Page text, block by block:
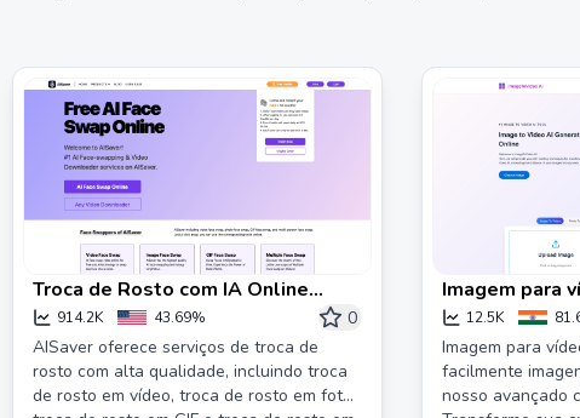
Troca de Rosto com IA Online
Grátis - AISaver
914.2K 43.69%
0
AISaver oferece serviços de troca de
rosto com alta qualidade, incluindo troca
de rosto em vídeo, troca de rosto em foto,
Imagem para
imagem para
Vídeo AI
12.5K
Imagem para
facilmente
nosso avançado